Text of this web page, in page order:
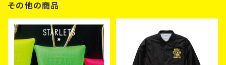
その他の商品